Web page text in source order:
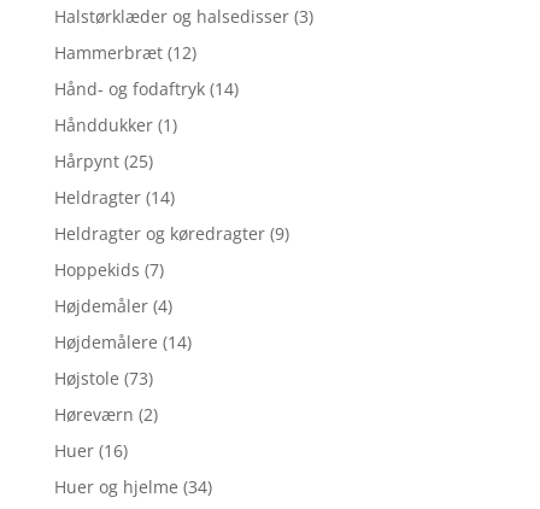
Halstørklæder og halsedisser (3)
Hammerbræt (12)
Hånd- og fodaftryk (14)
Hånddukker (1)
Hårpynt (25)
Heldragter (14)
Heldragter og køredragter (9)
Hoppekids (7)
Højdemåler (4)
Højdemålere (14)
Højstole (73)
Høreværn (2)
Huer (16)
Huer og hjelme (34)